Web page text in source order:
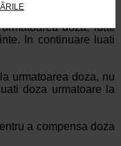
doza, luati
In continuare luati
urmatoarea doza, nu
doza urmatoare la
a compensa doza